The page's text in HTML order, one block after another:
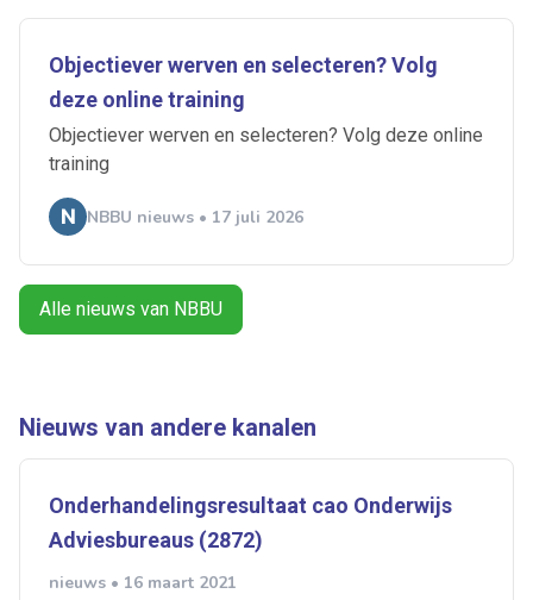
Objectiever werven en selecteren? Volg
deze online training
Objectiever werven en selecteren? Volg deze online
training
NBBU nieuws • 17 juli 2026
Alle nieuws van NBBU
Nieuws van andere kanalen
Onderhandelingsresultaat cao Onderwijs
Adviesbureaus (2872)
nieuws • 16 maart 2021
Ontvang vacatures direct in
je mailbox
Artikelen zoeken